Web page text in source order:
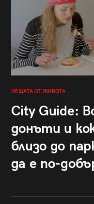
НЕЩАТА ОТ ЖИВОТА
City Guide:
донъти и
близо до
да е по-